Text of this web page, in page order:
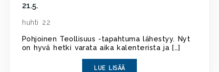
21.5.
huhti 22
Pohjoinen Teollisuus -tapahtuma lähestyy. Nyt
on hyvä hetki varata aika kalenterista ja […]
LUE LISÄÄ